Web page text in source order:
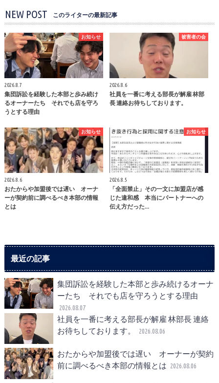
NEW POST このライターの最新記事
お知らせ
2026.8.7
集団訴訟を経験した本部と歩み続け
るオーナーたち それでも店を守ろ
うとする理由
被害者の会
2026.8.6
社員を一番に考える部長が解雇 林部
長 連絡お待ちしております。
お知らせ
2026.8.6
おたからや加盟後では遅い オーナ
ーが契約前に調べるべき本部の情報
とは
お知らせ
2026.8.5
「全面禁止」その一文に加盟店が感
じた違和感 本当にパートナーへの
伝え方だった…
最近の記事
集団訴訟を経験した本部と歩み続けるオーナ
ーたち それでも店を守ろうとする理由
2026.08.07
社員を一番に考える部長が解雇 林部長 連絡
お待ちしております。
2026.08.06
おたからや加盟後では遅い オーナーが契約
前に調べるべき本部の情報とは 2026.08.06